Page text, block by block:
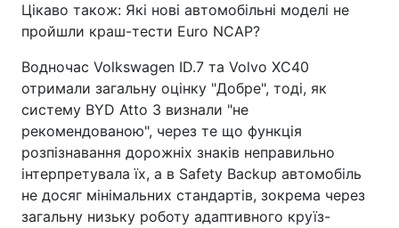
Цікаво також: Які нові автомобільні моделі не
пройшли краш-тести Euro NCAP?
Водночас Volkswagen ID.7 та Volvo XC40
отримали загальну оцінку "Добре", тоді, як
систему BYD Atto 3 визнали "не
рекомендованою", через те що функція
розпізнавання дорожніх знаків неправильно
інтерпретувала їх, а в Safety Backup автомобіль
не досяг мінімальних стандартів, зокрема через
загальну низьку роботу адаптивного круїз-